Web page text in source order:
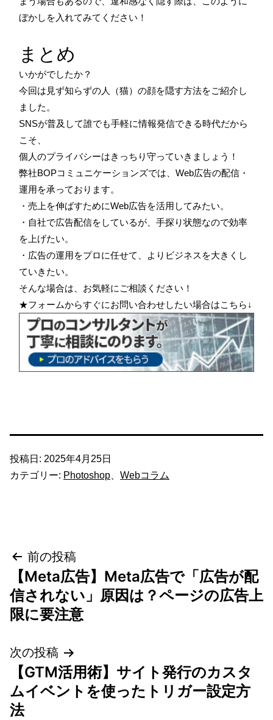
ぼかしを入れてみてください！
まとめ
いかがでしたか？
今回は見ず知らずの人（猫）の顔を隠す方法をご紹介し
ました。
SNSが普及して誰でも手軽に情報発信できる時代だから
こそ、
個人のプライバシーはきっちり守っていきましょう！
弊社BOPコミュニケーションズでは、Web広告の配信・
運用を承っております。
・売上を伸ばすためにWeb広告を活用してみたい。
・自社で広告配信をしているが、手探り状態なので効率
を上げたい。
・広告の運用をプロに任せて、よりビジネスを大きくし
ていきたい。
そんな場合は、お気軽にご相談ください！
★フォームからすぐにお問い合わせしたい場合はこちら↓
投稿日: 2025年4月25日
カテゴリー: Photoshop、 Webコラム
投
稿
ナ
ビ
ゲ
ー
前の投稿
【Meta広告】Meta広告で「広告が配
信されない」原因は？ページの広告上
限に要注意
次の投稿
【GTM活用術】サイト発行のカスタ
ムイベントを使ったトリガー設定方
法